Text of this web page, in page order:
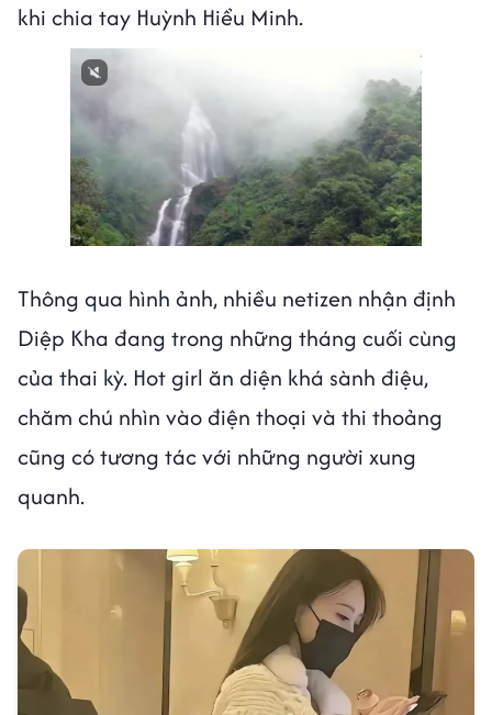
khi chia tay Huỳnh Hiểu Minh.
Next video in 1 Cancel
Thông qua hình ảnh, nhiều netizen nhận định
Diệp Kha đang trong những tháng cuối cùng
của thai kỳ. Hot girl ăn diện khá sành điệu,
chăm chú nhìn vào điện thoại và thi thoảng
cũng có tương tác với những người xung
quanh.